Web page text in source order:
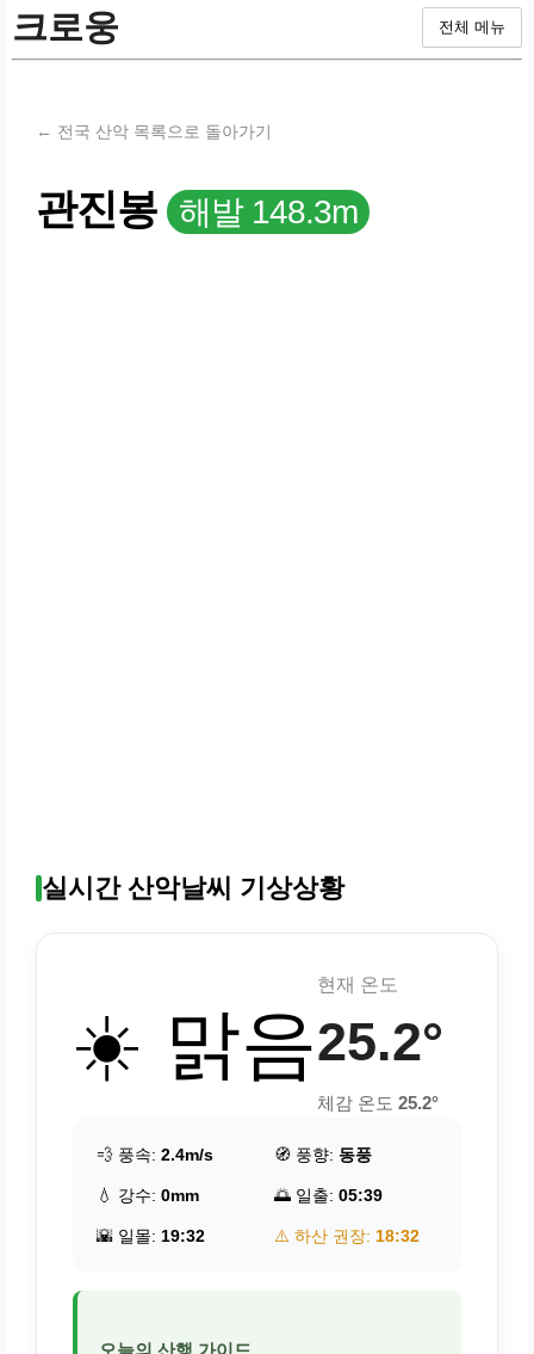
크로웅 전체 메뉴
← 전국 산악 목록으로 돌아가기
관진봉 해발 148.3m
실시간 산악날씨 기상상황
☀️ 맑음
현재 온도
25.2°
체감 온도 25.2°
💨 풍속: 2.4m/s 🧭 풍향: 동풍
💧 강수: 0mm 🌅 일출: 05:39
🌇 일몰: 19:32 ⚠️ 하산 권장: 18:32
오늘의 산행 가이드